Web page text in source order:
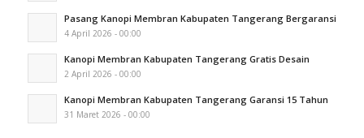
Pasang Kanopi Membran Kabupaten Tangerang Bergaransi
4 April 2026 - 00:00
Kanopi Membran Kabupaten Tangerang Gratis Desain
2 April 2026 - 00:00
Kanopi Membran Kabupaten Tangerang Garansi 15 Tahun
31 Maret 2026 - 00:00